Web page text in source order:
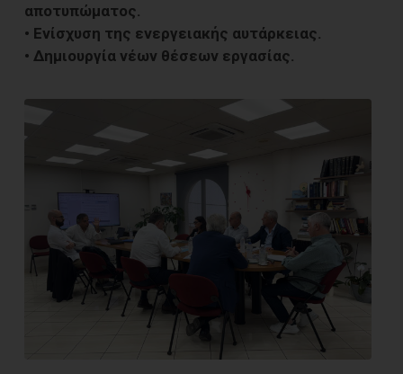
αποτυπώματος.
• Ενίσχυση της ενεργειακής αυτάρκειας.
• Δημιουργία νέων θέσεων εργασίας.